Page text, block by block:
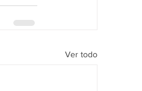
Ver todo